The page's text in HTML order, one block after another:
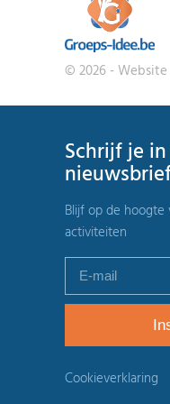
© 2026 -
Schrijf je
Blijf op de
activiteiten
Cookieverklaring